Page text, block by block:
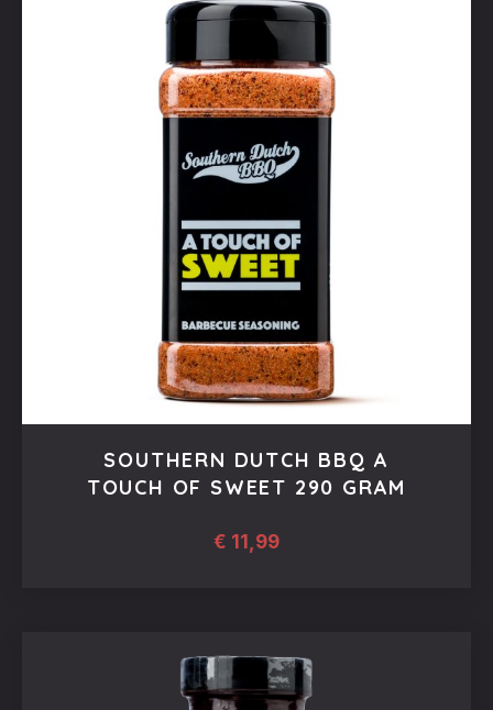
SOUTHERN DUTCH BBQ A
TOUCH OF SWEET 290 GRAM
€ 11,99